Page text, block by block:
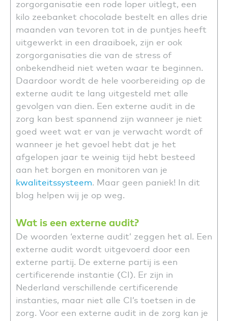
zorgorganisatie een rode loper uitlegt, een
kilo zeebanket chocolade bestelt en alles drie
maanden van tevoren tot in de puntjes heeft
uitgewerkt in een draaiboek, zijn er ook
zorgorganisaties die van de stress of
onbekendheid niet weten waar te beginnen.
Daardoor wordt de hele voorbereiding op de
externe audit te lang uitgesteld met alle
gevolgen van dien. Een externe audit in de
zorg kan best spannend zijn wanneer je niet
goed weet wat er van je verwacht wordt of
wanneer je het gevoel hebt dat je het
afgelopen jaar te weinig tijd hebt besteed
aan het borgen en monitoren van je
kwaliteitssysteem. Maar geen paniek! In dit
blog helpen wij je op weg.
Wat is een externe audit?
De woorden ‘externe audit’ zeggen het al. Een
externe audit wordt uitgevoerd door een
externe partij. De externe partij is een
certificerende instantie (CI). Er zijn in
Nederland verschillende certificerende
instanties, maar niet alle CI’s toetsen in de
zorg. Voor een externe audit in de zorg kan je